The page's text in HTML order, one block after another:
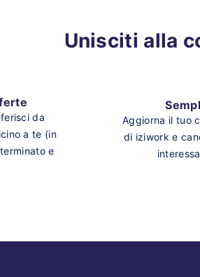
Unisciti alla
da
a te (in
e
Aggiorna il tuo
di iziwork e